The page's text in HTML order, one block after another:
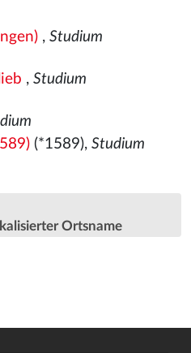
, Studium
, Studium
(*1589), Studium
Ortsname